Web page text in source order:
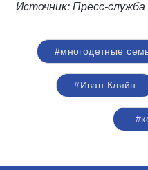
Источник: Пресс-
#многодетные
#Иван Кляйн